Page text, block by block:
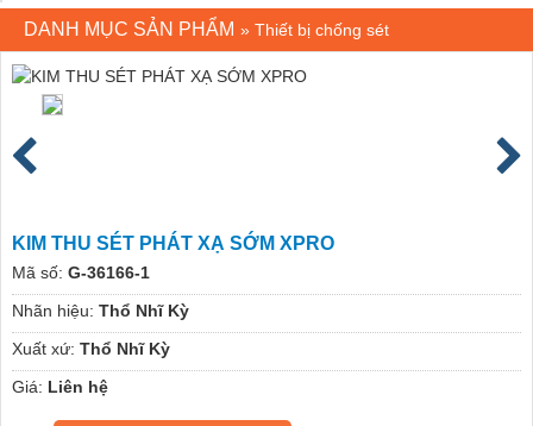
DANH MỤC SẢN PHẨM » Thiết bị chống sét
KIM THU SÉT PHÁT XẠ SỚM XPRO
Mã số: G-36166-1
Nhãn hiệu: Thổ Nhĩ Kỳ
Xuất xứ: Thổ Nhĩ Kỳ
Giá: Liên hệ